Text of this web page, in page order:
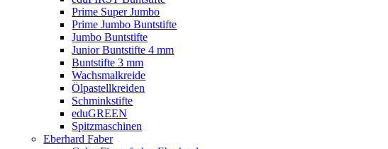
Prime Super Jumbo
Prime Jumbo Buntstifte
Jumbo Buntstifte
Junior Buntstifte 4 mm
Buntstifte 3 mm
Wachsmalkreide
Ölpastellkreiden
Schminkstifte
eduGREEN
Spitzmaschinen
Eberhard Faber